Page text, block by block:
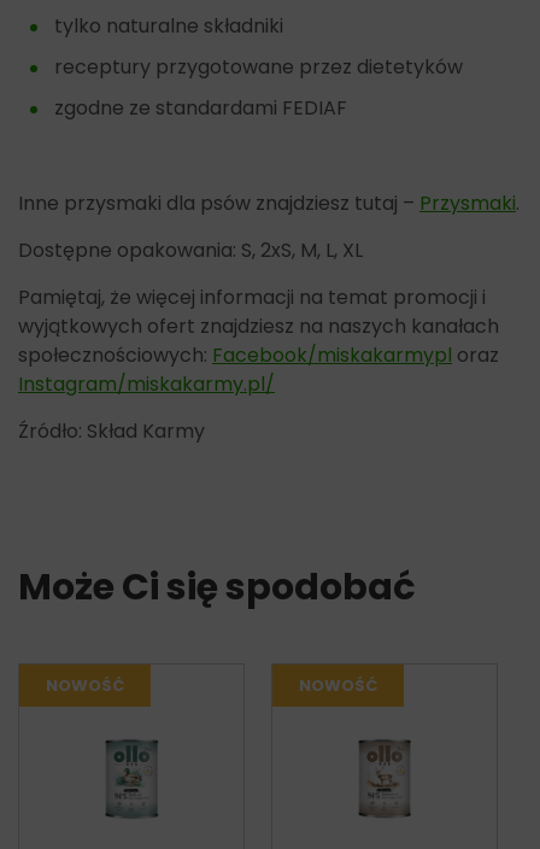
tylko naturalne składniki
receptury przygotowane przez dietetyków
zgodne ze standardami FEDIAF
Inne przysmaki dla psów znajdziesz tutaj – Przysmaki.
Dostępne opakowania: S, 2xS, M, L, XL
Pamiętaj, że więcej informacji na temat promocji i
wyjątkowych ofert znajdziesz na naszych kanałach
społecznościowych: Facebook/miskakarmypl oraz
Instagram/miskakarmy.pl/
Źródło: Skład Karmy
Może Ci się spodobać